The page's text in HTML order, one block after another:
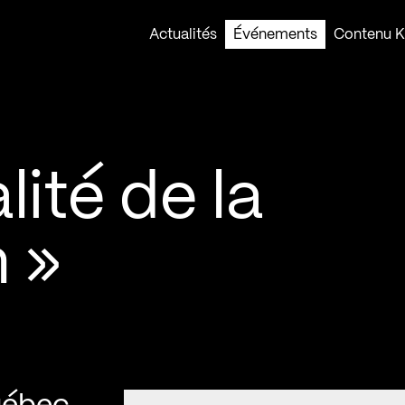
Actualités
Événements Contenu
de la
»